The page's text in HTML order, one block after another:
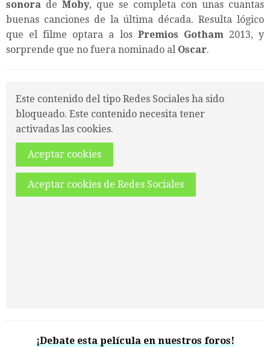
sonora de Moby, que se completa con unas cuantas
buenas canciones de la última década. Resulta lógico
que el filme optara a los Premios Gotham2013, y
sorprende que no fuera nominado al Oscar.
Este contenido del tipo Redes Sociales ha sido
bloqueado. Este contenido necesita tener
activadas las cookies.
Aceptar cookies
Aceptar cookies de Redes Sociales
¡Debate esta película en nuestros foros!